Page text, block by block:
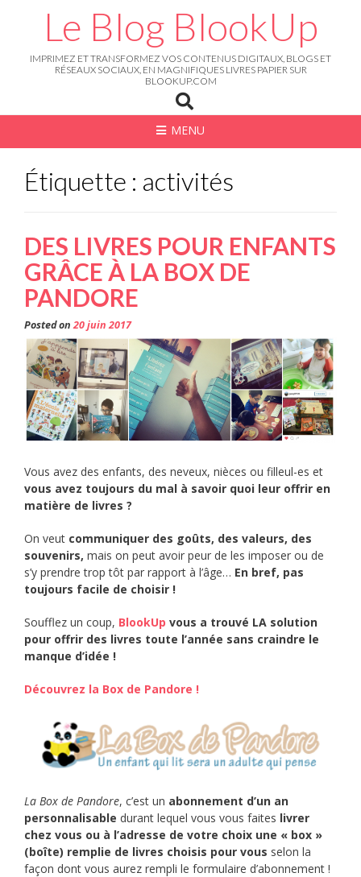
Le Blog BlookUp
IMPRIMEZ ET TRANSFORMEZ VOS CONTENUS DIGITAUX, BLOGS ET
RÉSEAUX SOCIAUX, EN MAGNIFIQUES LIVRES PAPIER SUR
BLOOKUP.COM
MENU
Étiquette : activités
DES LIVRES POUR ENFANTS
GRÂCE À LA BOX DE
PANDORE
Posted on20 juin 2017
Vous avez des enfants, des neveux, nièces ou filleul-es et
vous avez toujours du mal à savoir quoi leur offrir en
matière de livres ?
On veut communiquer des goûts, des valeurs, des
souvenirs, mais on peut avoir peur de les imposer ou de
s’y prendre trop tôt par rapport à l’âge… En bref, pas
toujours facile de choisir !
Soufflez un coup, BlookUp vous a trouvé LA solution
pour offrir des livres toute l’année sans craindre le
manque d’idée !
Découvrez la Box de Pandore !
La Box de Pandore, c’est un abonnement d’un an
personnalisable durant lequel vous vous faites livrer
chez vous ou à l’adresse de votre choix une « box »
(boîte) remplie de livres choisis pour vous selon la
façon dont vous aurez rempli le formulaire d’abonnement !